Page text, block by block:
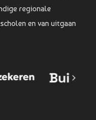
regionale
en van uitgaan